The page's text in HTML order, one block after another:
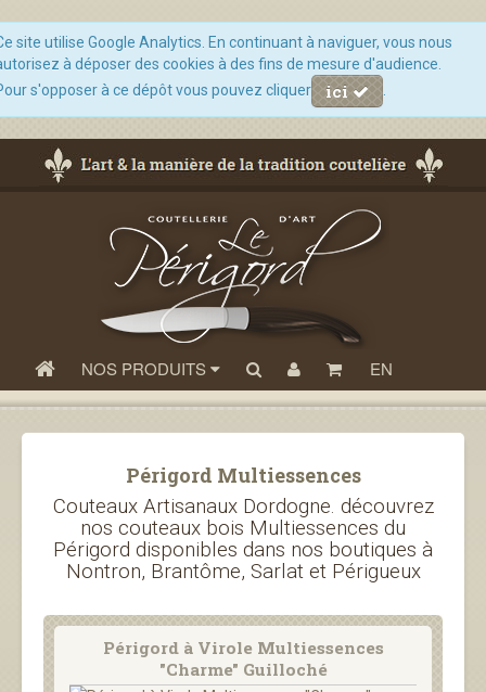
site utilise Google Analytics. En continuant à naviguer, vous nous
à déposer des cookies à des fins de mesure d'audience.
s'opposer à ce dépôt vous pouvez cliquer
ici
NOS PRODUITS EN
Périgord Multiessences
Couteaux Artisanaux Dordogne. découvrez
nos couteaux bois Multiessences du
Périgord disponibles dans nos boutiques à
Nontron, Brantôme, Sarlat et Périgueux
Périgord à Virole Multiessences
"Charme" Guilloché